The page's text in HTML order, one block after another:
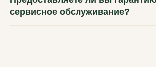
сервисное обслуживание?